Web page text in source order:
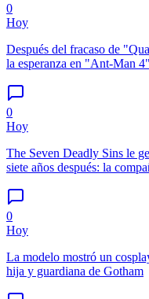
0
Hoy
Después del fracaso de
la esperanza en "Ant-Man 4"
0
Hoy
The Seven Deadly Sins le
siete años después: la
0
Hoy
La modelo mostró un
hija y guardiana de Gotham